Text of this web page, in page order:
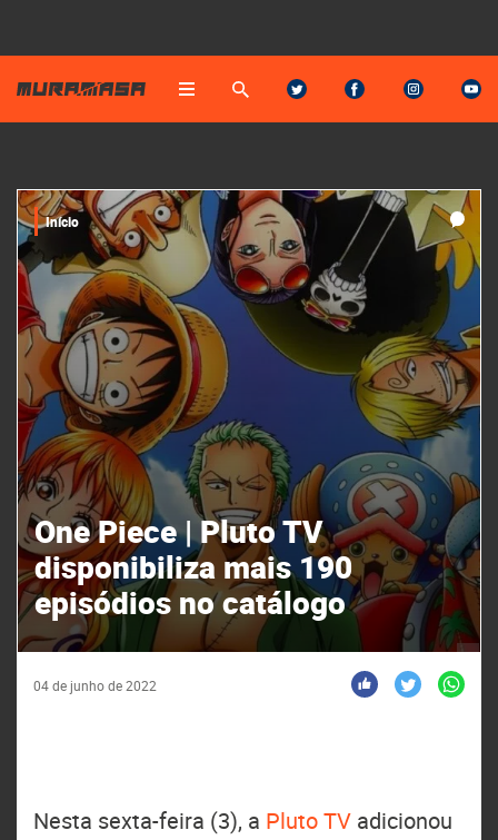
Início
One Piece | Pluto TV
disponibiliza mais 190
episódios no catálogo
04 de junho de 2022
Nesta sexta-feira (3), a Pluto TV adicionou